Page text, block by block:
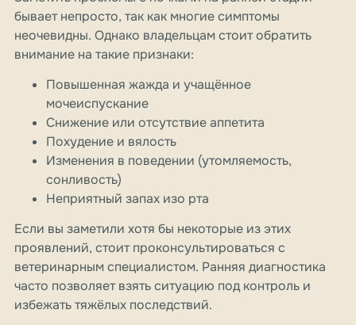
бывает непросто, так как многие симптомы
неочевидны. Однако владельцам стоит обратить
внимание на такие признаки:
Повышенная жажда и учащённое
мочеиспускание
Снижение или отсутствие аппетита
Похудение и вялость
Изменения в поведении (утомляемость,
сонливость)
Неприятный запах изо рта
Если вы заметили хотя бы некоторые из этих
проявлений, стоит проконсультироваться с
ветеринарным специалистом. Ранняя диагностика
часто позволяет взять ситуацию под контроль и
избежать тяжёлых последствий.